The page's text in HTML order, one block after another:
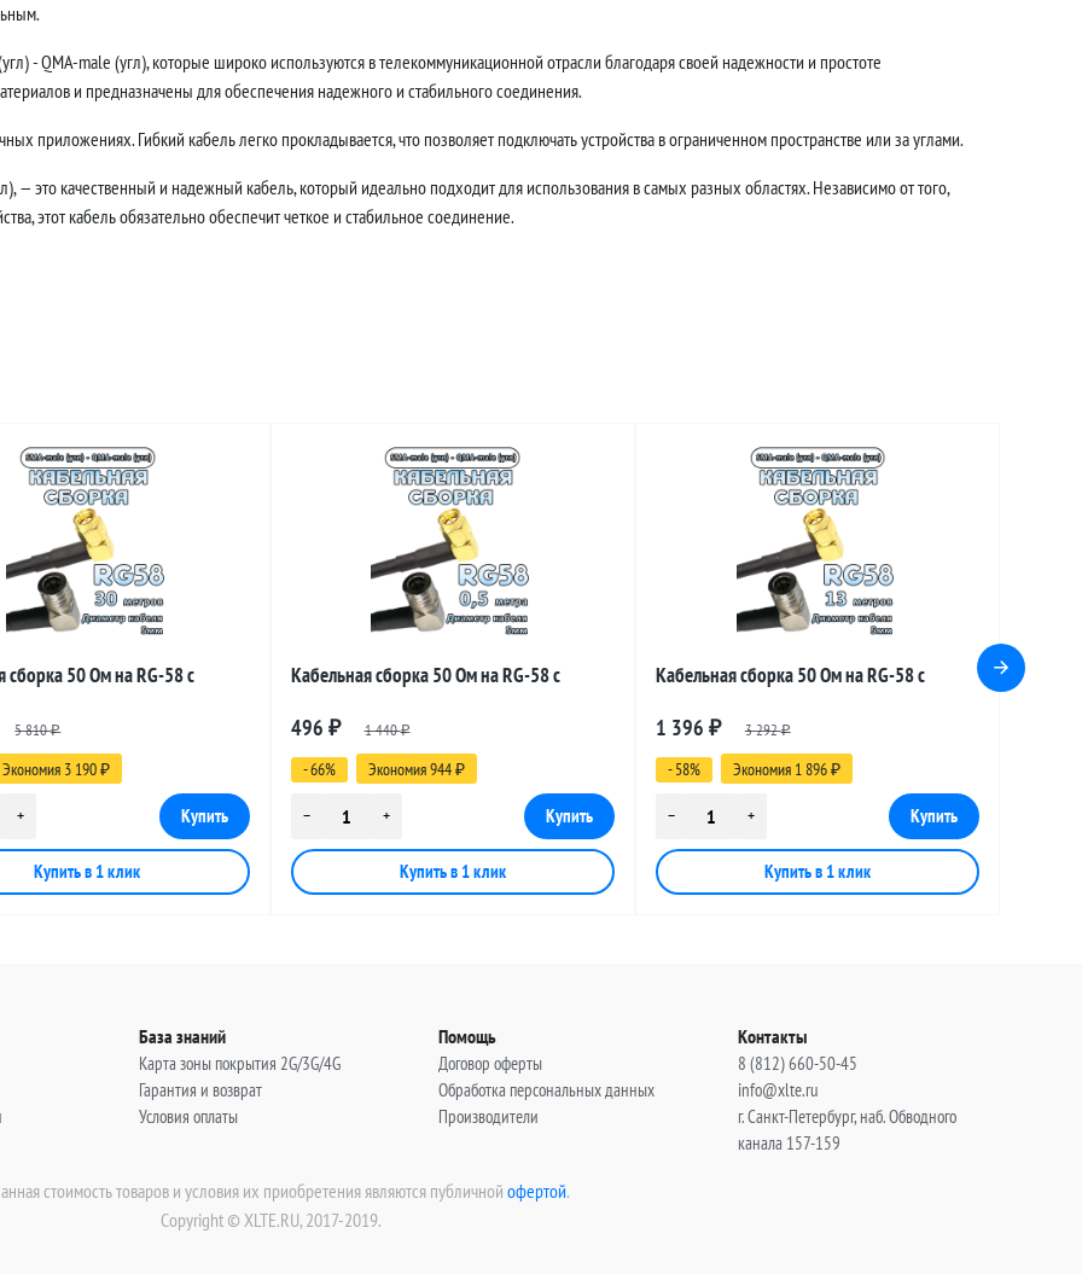
- QMA-male (угл), которые широко используются в телекоммуникационной отрасли благодаря своей надежности и простоте
и предназначены для обеспечения надежного и стабильного соединения.
приложениях. Гибкий кабель легко прокладывается, что позволяет подключать устройства в ограниченном пространстве или за углами.
— это качественный и надежный кабель, который идеально подходит для использования в самых разных областях. Независимо от того,
этот кабель обязательно обеспечит четкое и стабильное соединение.
сборка 50 Ом на RG-58 с
метров
5 810₽
Экономия 3 190₽
Кабельная сборка 50 Ом на RG-58 с
(угловой), 0,5 метра
496 ₽ 1 440₽
- 66% Экономия 944 ₽
Кабельная сборка 50 Ом на RG-58 с
(угловой), 13 метров
1 396 ₽ 3 292₽
- 58% Экономия 1 896 ₽
База знаний
Карта зоны покрытия 2G/3G/4G
Гарантия и возврат
Условия оплаты
Помощь
Договор оферты
Обработка персональных данных
Производители
Контакты
8 (812) 660-50-45
info@xlte.ru
г. Санкт-Петербург, наб. Обводного
канала 157-159
стоимость товаров и условия их приобретения являются публичной офертой.
Copyright © XLTE.RU, 2017-2019.